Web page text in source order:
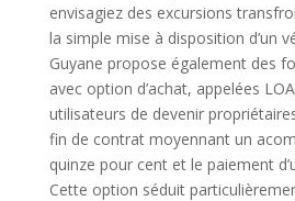
envisagiez des excursions
la simple mise à disposition d’un
Guyane propose également des
avec option d’achat, appelées
utilisateurs de devenir
fin de contrat moyennant un
quinze pour cent et le paiement
Cette option séduit